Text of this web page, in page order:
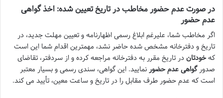
در صورت عدم حضور مخاطب در تاریخ تعیین شده: اخذ گواهی
عدم حضور
اگر مخاطب شما، علیرغم ابلاغ رسمی اظهارنامه و تعیین مهلت جدید، در
تاریخ و دفترخانه مشخص شده حاضر نشد، مهمترین اقدام شما این است
کهخودتان در تاریخ مقرر به دفترخانه مراجعه کرده و از سردفتر، تقاضای
صدورگواهی عدم حضور نمایید. این گواهی، سندی رسمی و بسیار معتبر
است که عدم حضور طرف مقابل را در تاریخ و ساعت معین، تأیید می کند.